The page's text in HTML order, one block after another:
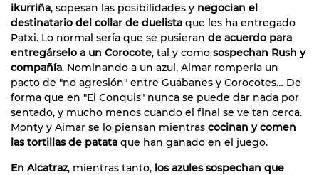
ikurriña, sopesan las posibilidades y negocian el
destinatario del collar de duelista que les ha entregado
Patxi. Lo normal sería que se pusieran de acuerdo para
entregárselo a un Corocote, tal y como sospechan Rush y
compañía. Nominando a un azul, Aimar rompería un
pacto de "no agresión" entre Guabanes y Corocotes… De
forma que en "El Conquis" nunca se puede dar nada por
sentado, y mucho menos cuando el final se ve tan cerca.
Monty y Aimar se lo piensan mientras cocinan y comen
las tortillas de patata que han ganado en el juego.
En Alcatraz, mientras tanto, los azules sospechan que